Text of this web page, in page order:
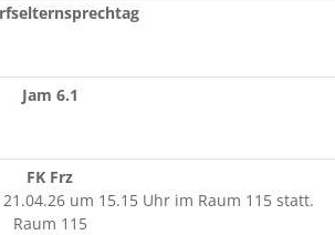
Jam 6.1
FK Frz
um 15.15 Uhr im Raum 115 statt.
Raum 115